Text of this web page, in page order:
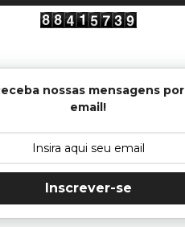
nossas mensagens por
email!
Inscrever-se